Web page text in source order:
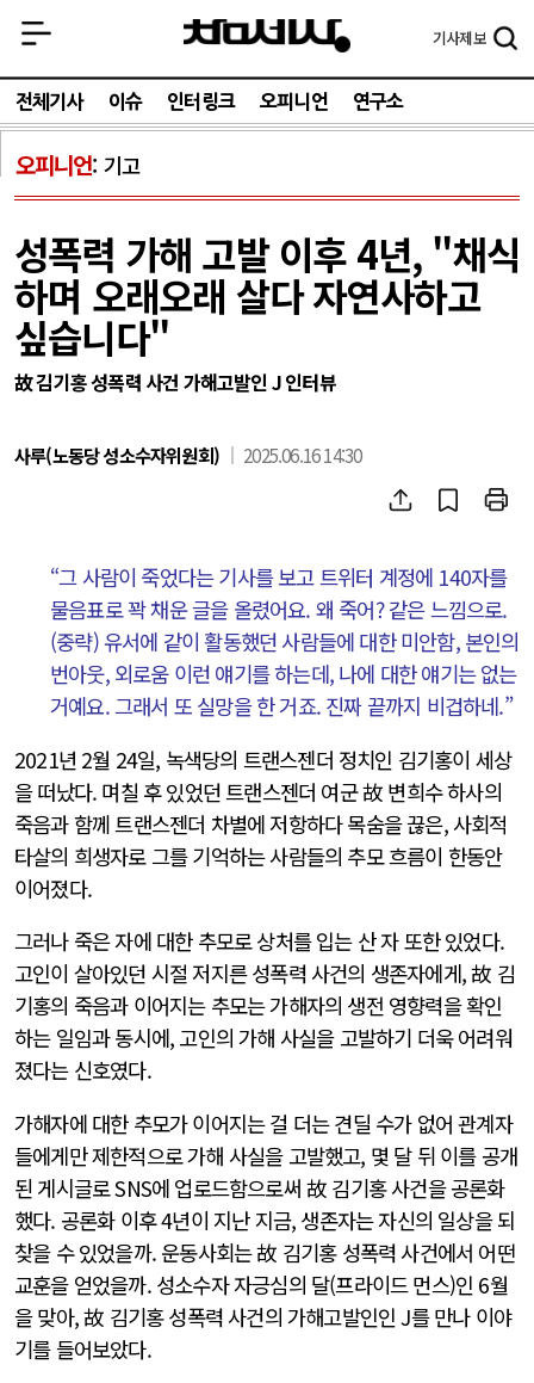
기사제보
전체기사 이슈 인터링크 오피니언 연구소
오피니언 기고
성폭력 가해 고발 이후 4년, "채식
하며 오래오래 살다 자연사하고
싶습니다"
故 김기홍 성폭력 사건 가해고발인 J 인터뷰
사루(노동당 성소수자위원회) 2025.06.16 14:30
“그 사람이 죽었다는 기사를 보고 트위터 계정에 140자를
물음표로 꽉 채운 글을 올렸어요. 왜 죽어? 같은 느낌으로.
(중략) 유서에 같이 활동했던 사람들에 대한 미안함, 본인의
번아웃, 외로움 이런 얘기를 하는데, 나에 대한 얘기는 없는
거예요. 그래서 또 실망을 한 거죠. 진짜 끝까지 비겁하네.”
2021년 2월 24일, 녹색당의 트랜스젠더 정치인 김기홍이 세상
을 떠났다. 며칠 후 있었던 트랜스젠더 여군 故 변희수 하사의
죽음과 함께 트랜스젠더 차별에 저항하다 목숨을 끊은, 사회적
타살의 희생자로 그를 기억하는 사람들의 추모 흐름이 한동안
이어졌다.
그러나 죽은 자에 대한 추모로 상처를 입는 산 자 또한 있었다.
고인이 살아있던 시절 저지른 성폭력 사건의 생존자에게, 故 김
기홍의 죽음과 이어지는 추모는 가해자의 생전 영향력을 확인
하는 일임과 동시에, 고인의 가해 사실을 고발하기 더욱 어려워
졌다는 신호였다.
가해자에 대한 추모가 이어지는 걸 더는 견딜 수가 없어 관계자
들에게만 제한적으로 가해 사실을 고발했고, 몇 달 뒤 이를 공개
된 게시글로 SNS에 업로드함으로써 故 김기홍 사건을 공론화
했다. 공론화 이후 4년이 지난 지금, 생존자는 자신의 일상을 되
찾을 수 있었을까. 운동사회는 故 김기홍 성폭력 사건에서 어떤
교훈을 얻었을까. 성소수자 자긍심의 달(프라이드 먼스)인 6월
을 맞아, 故 김기홍 성폭력 사건의 가해고발인인 J를 만나 이야
기를 들어보았다.